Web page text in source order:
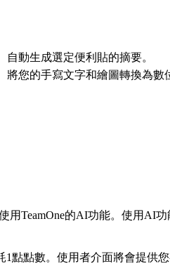
自動生成選定便利貼的摘要。
將您的手寫文字和繪圖轉換為數
用TeamOne的AI功能。使用AI
1點點數。使用者介面將會提供